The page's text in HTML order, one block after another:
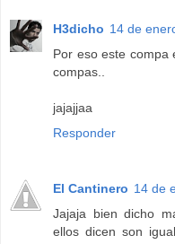
H3dicho 14 de
Por eso este compa
compas..
jajajjaa
Responder
El Cantinero 14 de
Jajaja bien dicho
ellos dicen son